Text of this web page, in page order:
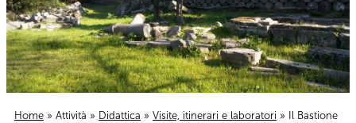
Home » Attività » Didattica » Visite, itinerari e laboratori » Il Bastione